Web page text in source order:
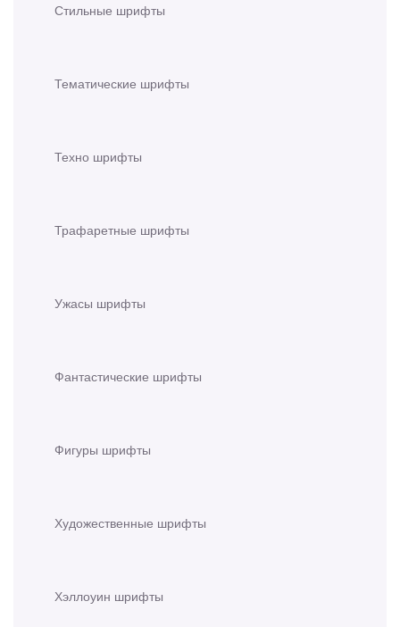
Стильные шрифты
Тематические шрифты
Техно шрифты
Трафаретные шрифты
Ужасы шрифты
Фантастические шрифты
Фигуры шрифты
Художественные шрифты
Хэллоуин шрифты